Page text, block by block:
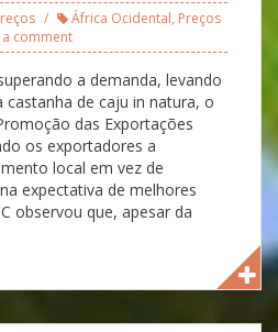
África Ocidental, Preços
a comment
a demanda, levando
de caju in natura, o
das Exportações
os exportadores a
local em vez de
expectativa de melhores
observou que, apesar da